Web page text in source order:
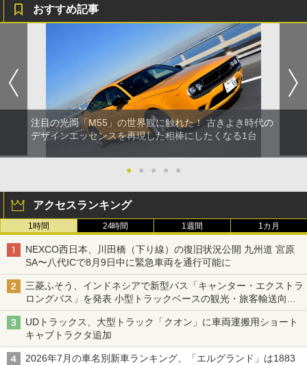
おすすめ記事
注目の光岡「M55」の世界観に触れた！ 古きよき時代の
デザインエッセンスを再現した相棒にしたくなる1台
● ● ● ● ●
アクセスランキング
1時間 24時間 1週間 1カ月
NEXCO西日本、川田橋（下り線）の復旧状況公開 九州道 宮原
SA〜八代ICで8月9日中に緊急車両を通行可能に
三菱ふそう、インドネシアで新型バス「キャンター・エクストラ
ロングバス」を発表 小型トラックベースの観光・旅客輸送向け
バス
UDトラックス、大型トラック「クオン」に車両運搬用ショート
キャブトラクタ追加
2026年7月の車名別新車ランキング、「エルグランド」は1883